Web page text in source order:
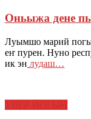
Оньыжа дене
Луымшо марий
еҥ пурен. Нуно
ик эн лудаш…